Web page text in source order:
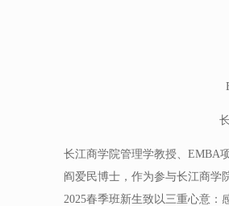
长江商学院管理学教授、EMBA
阎爱民博士，作为参与长江商学
2025春季班新生致以三重心意：